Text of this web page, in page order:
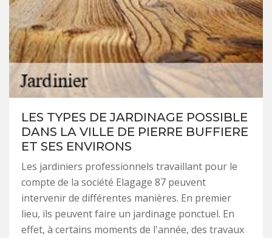
LES TYPES DE JARDINAGE POSSIBLE
DANS LA VILLE DE PIERRE BUFFIERE
ET SES ENVIRONS
Les jardiniers professionnels travaillant pour le
compte de la société Elagage 87 peuvent
intervenir de différentes manières. En premier
lieu, ils peuvent faire un jardinage ponctuel. En
effet, à certains moments de l'année, des travaux